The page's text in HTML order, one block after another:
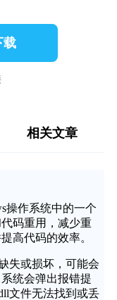
载
相关文章
操作系统中的一个
码重用，减少重
高代码的效率。
失或损坏，可能会
统会弹出报错提
文件无法找到或丢